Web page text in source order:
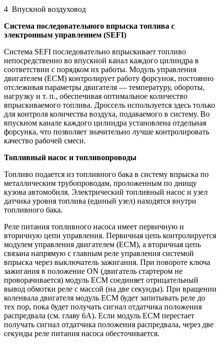
4 Впускной воздуховод
Система последовательного впрыска топлива с
электронным управлением (SEFI)
Система SEFI последовательно впрыскивает топливо
непосредственно во впускной канал каждого цилиндра в
соответствии с порядком их работы. Модуль управления
двигателем (ЕСМ) контролирует работу форсунок, постоянно
отслеживая параметры двигателя — температуру, обороты,
нагрузку и т. п., обеспечивая оптимальное количество
впрыскиваемого топлива. Дроссель используется здесь только
для контроля количества воздуха, подаваемого в систему. Во
впускном канале каждого цилиндра установлена отдельная
форсунка, что позволяет значительно лучше контролировать
качество рабочей смеси.
Топливный насос и топливопроводы
Топливо подается из топливного бака в систему впрыска по
металлическим трубопроводам, проложенным по днищу
кузова автомобиля. Электрический топливный насос и узел
датчика уровня топлива (единый узел) находятся внутри
топливного бака.
Реле питания топливного насоса имеет первичную и
вторичную цепи управления. Первичная цепь контролируется
модулем управления двигателем (ЕСМ), а вторичная цепь
связана напрямую с главным реле управления системой
впрыска через выключатель зажигания. При повороте ключа
зажигания в положение ON (двигатель стартером не
проворачивается) модуль ЕСМ соединяет отрицательный
вывод обмотки реле с массой (на две секунды). При вращении
коленвала двигателя модуль ЕСМ будет запитывать реле до
тех пор, пока будет получать сигнал отдатчика положения
распредвала (см. главу 6А). Если модуль ЕСМ перестает
получать сигнал отдатчика положения распредвала, через две
секунды реле питания насоса обесточивается.